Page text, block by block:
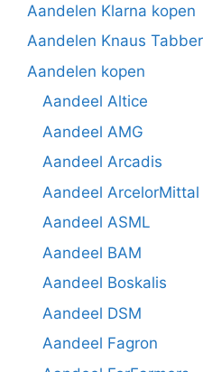
Aandelen Klarna kopen
Aandelen Knaus
Aandelen kopen
Aandeel Altice
Aandeel AMG
Aandeel Arcadis
Aandeel ArcelorMittal
Aandeel ASML
Aandeel BAM
Aandeel Boskalis
Aandeel DSM
Aandeel Fagron